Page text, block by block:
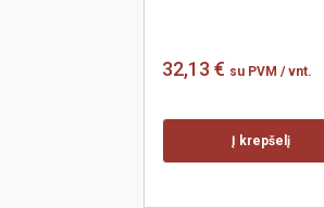
32,13 € su PVM / vnt.
Į krepšelį